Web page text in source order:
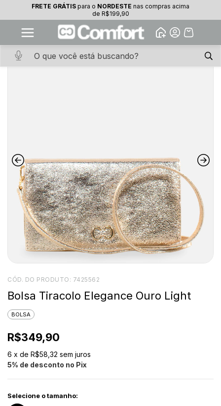
10% OFF na primeira compra
Baixe o app. Cupom BEMVINDO10
(100+)
Abrir
FRETE GRÁTIS para o NORDESTE nas compras acima
de R$199,90
Início · ACESSORIOS · BOLSA · Bolsa Tiracolo Elegance Ouro Light
CÓD. DO PRODUTO: 7425562
Bolsa Tiracolo Elegance Ouro Light
BOLSA
R$349,90
6 x de R$58,32 sem juros
5% de desconto no Pix
Selecione o tamanho: